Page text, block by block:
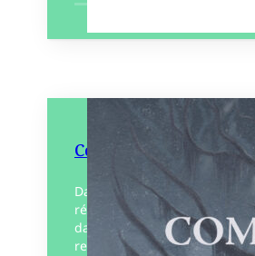
Comme l’exigeait la
Dans les bois du Sud, il y a
régis par des règles
dangereux que nul n’en est
revenu, à l’exception de…